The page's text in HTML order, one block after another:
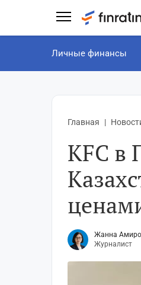
Личные финансы
Главная
KFC в
Жанна
Журналист